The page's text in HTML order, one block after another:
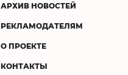
АРХИВ НОВОСТЕЙ
РЕКЛАМОДАТЕЛЯМ
О ПРОЕКТЕ
КОНТАКТЫ